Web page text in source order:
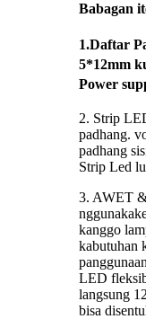
Babagan
1.Daftar
5*12mm
Power
2. Strip
padhang.
padhang
Strip Led
3. AWET
kanggo
kabutuhan
LED
langsung
bisa